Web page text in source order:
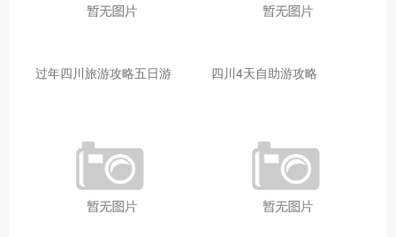
过年四川旅游攻略五日游 四川4天自助游攻略